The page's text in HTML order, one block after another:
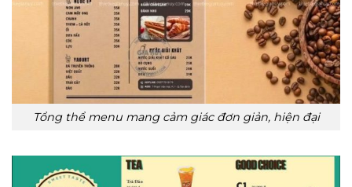
Tổng thể menu mang cảm giác đơn giản, hiện đại